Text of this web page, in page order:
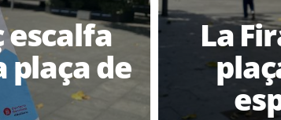
escalfa
de
La